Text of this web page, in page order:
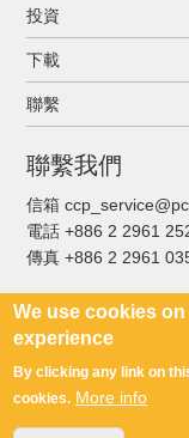
投資
下載
聯繫
聯繫我們
信箱
電話 +886 2 2961
傳真 +886 2 2961
We use cookies
experience
By clicking any link on
cookies. More info